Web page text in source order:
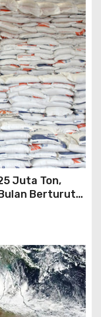
Juta Ton,
Berturut-